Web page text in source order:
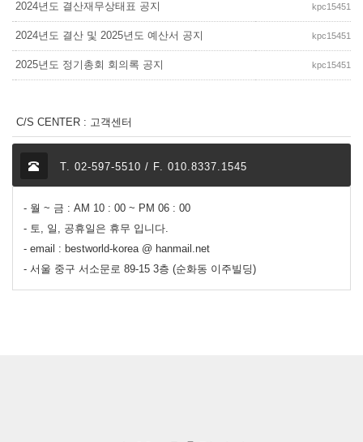
2024년도 결산재무상태표 공지 kpc15451
2024년도 결산 및 2025년도 예산서 공지 kpc15451
2025년도 정기총회 회의록 공지 kpc15451
C/S CENTER : 고객센터
T. 02-597-5510 / F. 010.8337.1545
- 월 ~ 금 : AM 10 : 00 ~ PM 06 : 00
- 토, 일, 공휴일은 휴무 입니다.
- email : bestworld-korea @ hanmail.net
- 서울 중구 서소문로 89-15 3층 (순화동 이주빌딩)